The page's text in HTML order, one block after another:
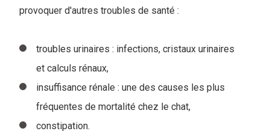
provoquer d'autres troubles de santé :
troubles urinaires : infections, cristaux urinaires
et calculs rénaux,
insuffisance rénale : une des causes les plus
fréquentes de mortalité chez le chat,
constipation.